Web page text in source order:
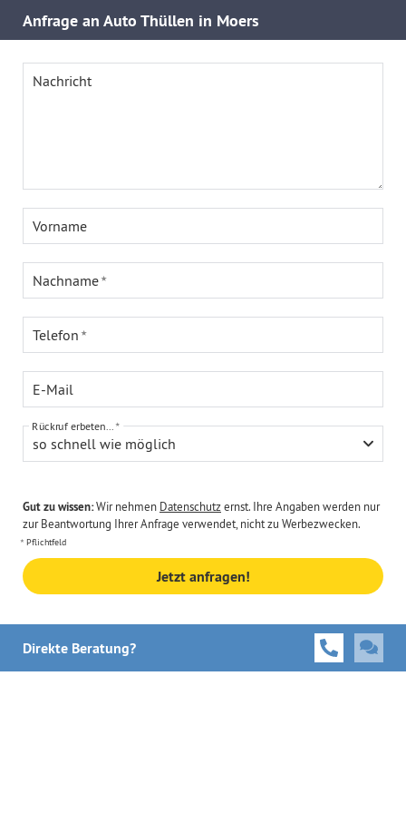
Anfrage an Auto Thüllen in Moers
Nachricht
Vorname
Nachname
Telefon
E-Mail
so schnell wie möglich
Rückruf erbeten...
Gut zu wissen:Wir nehmen Datenschutzernst. Ihre Angaben werden nur
zur Beantwortung Ihrer Anfrage verwendet, nicht zu Werbezwecken.
Pflichtfeld
Jetzt anfragen!
Direkte Beratung?